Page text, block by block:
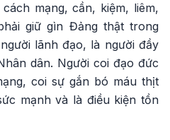
mạng, cần, kiệm, liêm,
giữ gìn Đảng thật trong
lãnh đạo, là người đầy
dân. Người coi đạo đức
coi sự gắn bó máu thịt
mạnh và là điều kiện tồn